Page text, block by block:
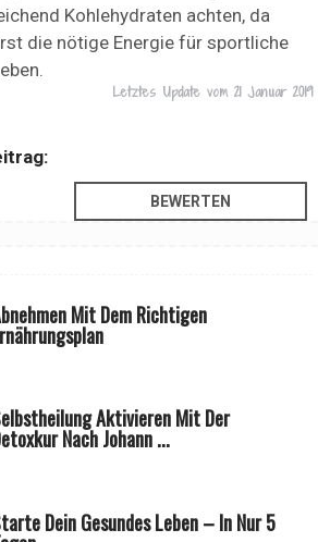
Kohlehydraten achten, da
die nötige Energie für sportliche
Letztes Update vom 21 Januar 2019
Mit Dem Richtigen
Aktivieren Mit Der
Nach Johann ...
Dein Gesundes Leben – In Nur 5